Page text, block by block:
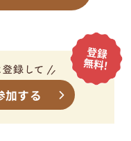
加する